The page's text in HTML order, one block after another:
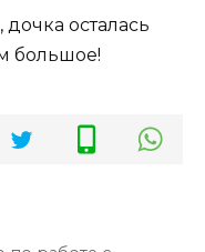
осталась
большое!